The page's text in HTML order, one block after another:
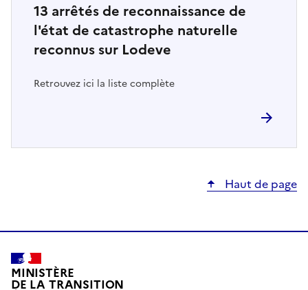
13 arrêtés de reconnaissance de
l'état de catastrophe naturelle
reconnus sur Lodeve
Retrouvez ici la liste complète
Haut de page
MINISTÈRE
DE LA TRANSITION